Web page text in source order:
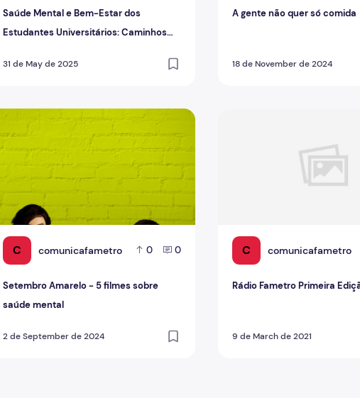
Saúde Mental e Bem-Estar dos
Estudantes Universitários: Caminhos
31 de May de 2025
A gente não quer só comida
18 de November de 2024
C comunicafametro 0 0
Setembro Amarelo - 5 filmes sobre
saúde mental
2 de September de 2024
Amarelo - 5 filmes sobre saúde mental
C comunicafametro
Rádio Fametro Primeira
9 de March de 2021
Amarelo